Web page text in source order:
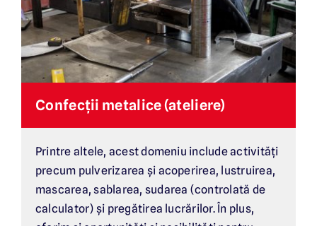
Confecții metalice (ateliere)
Printre altele, acest domeniu include activități
precum pulverizarea și acoperirea, lustruirea,
mascarea, sablarea, sudarea (controlată de
calculator) și pregătirea lucrărilor. În plus,